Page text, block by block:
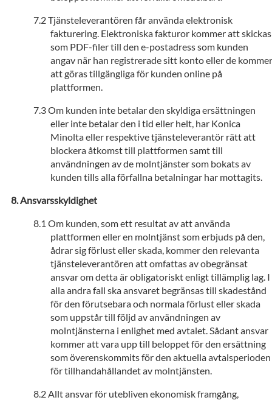
Tjänsteleverantören får använda elektronisk
fakturering. Elektroniska fakturor kommer att skickas
som PDF-filer till den e-postadress som kunden
angav när han registrerade sitt konto eller de kommer
att göras tillgängliga för kunden online på
plattformen.
Om kunden inte betalar den skyldiga ersättningen
eller inte betalar den i tid eller helt, har Konica
Minolta eller respektive tjänsteleverantör rätt att
blockera åtkomst till plattformen samt till
användningen av de molntjänster som bokats av
kunden tills alla förfallna betalningar har mottagits.
Ansvarsskyldighet
Om kunden, som ett resultat av att använda
plattformen eller en molntjänst som erbjuds på den,
ådrar sig förlust eller skada, kommer den relevanta
tjänsteleverantören att omfattas av obegränsat
ansvar om detta är obligatoriskt enligt tillämplig lag. I
alla andra fall ska ansvaret begränsas till skadestånd
för den förutsebara och normala förlust eller skada
som uppstår till följd av användningen av
molntjänsterna i enlighet med avtalet. Sådant ansvar
kommer att vara upp till beloppet för den ersättning
som överenskommits för den aktuella avtalsperioden
för tillhandahållandet av molntjänsten.
Allt ansvar för utebliven ekonomisk framgång,